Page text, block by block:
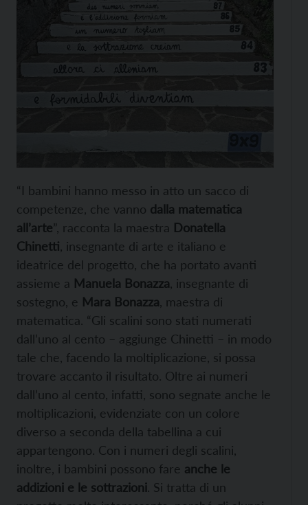
“I bambini hanno messo in atto un sacco di
competenze, che vanno dalla matematica
all’arte”, racconta la maestra Donatella
Chinetti , insegnante di arte e italiano e
ideatrice del progetto, che ha portato avanti
assieme a Manuela Bonazza , insegnante di
sostegno, e Mara Bonazza , maestra di
matematica. “Gli scalini sono stati numerati
dall’uno al cento – aggiunge Chinetti – in modo
tale che, facendo la moltiplicazione, si possa
trovare accanto il risultato. Oltre ai numeri
dall’uno al cento, infatti, sono segnate anche le
moltiplicazioni, evidenziate con un colore
diverso a seconda della tabellina a cui
appartengono. Con i numeri degli scalini,
inoltre, i bambini possono fare anche le
addizioni e le sottrazioni. Si tratta di un